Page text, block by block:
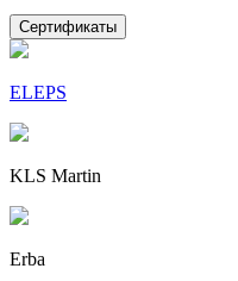
Сертификаты
ELEPS
KLS Martin
Erba